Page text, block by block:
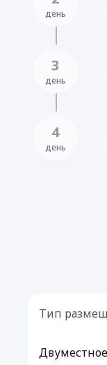
день
3
день
4
день
Тип